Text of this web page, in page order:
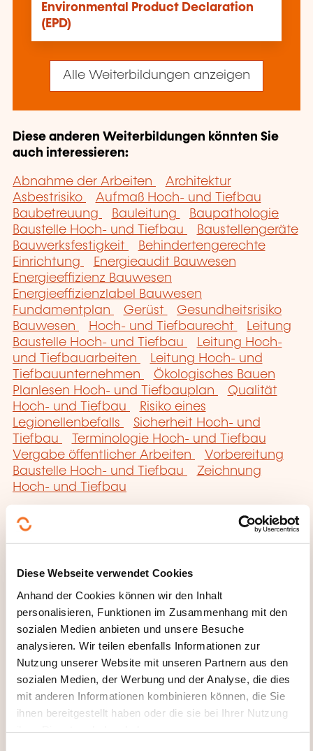
Diese Webseite verwendet Cookies
Anhand der Cookies können wir den Inhalt
personalisieren, Funktionen im Zusammenhang mit den
sozialen Medien anbieten und unsere Besuche
analysieren. Wir teilen ebenfalls Informationen zur
Nutzung unserer Website mit unseren Partnern aus den
sozialen Medien, der Werbung und der Analyse, die dies
mit anderen Informationen kombinieren können, die Sie
ihnen bereitgestellt haben oder die sie bei Ihrer Nutzung
Environmental Product Declaration
(EPD)
Alle Weiterbildungen anzeigen
Diese anderen Weiterbildungen könnten Sie
auch interessieren:
Abnahme der Arbeiten
Architektur
Asbestrisiko
Aufmaß Hoch- und Tiefbau
Baubetreuung
Bauleitung
Baupathologie
Baustelle Hoch- und Tiefbau
Baustellengeräte
Bauwerksfestigkeit
Behindertengerechte
Einrichtung
Energieaudit Bauwesen
Energieeffizienz Bauwesen
Energieeffizienzlabel Bauwesen
Fundamentplan
Gerüst
Gesundheitsrisiko
Bauwesen
Hoch- und Tiefbaurecht
Leitung
Baustelle Hoch- und Tiefbau
Leitung Hoch-
und Tiefbauarbeiten
Leitung Hoch- und
Tiefbauunternehmen
Ökologisches Bauen
Planlesen Hoch- und Tiefbauplan
Qualität
Hoch- und Tiefbau
Risiko eines
Legionellenbefalls
Sicherheit Hoch- und
Tiefbau
Terminologie Hoch- und Tiefbau
Vergabe öffentlicher Arbeiten
Vorbereitung
Baustelle Hoch- und Tiefbau
Zeichnung
Hoch- und Tiefbau
Hier klicken, um zur
Seite der
Weiterbildungskate
gorien
zurückzugelangen